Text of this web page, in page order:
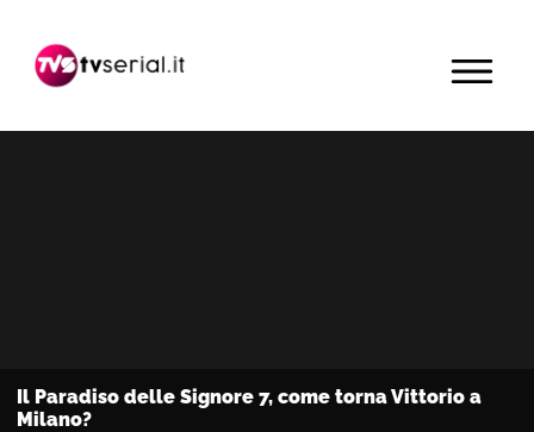
navigazione
contenuto
barra
primaria
MENU
Il Paradiso delle Signore 7, come torna Vittorio a
Milano?